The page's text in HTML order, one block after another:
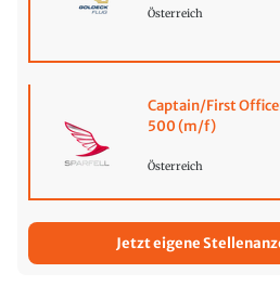
Österreich
Captain/First
500 (m/f)
Österreich
Jetzt eigene